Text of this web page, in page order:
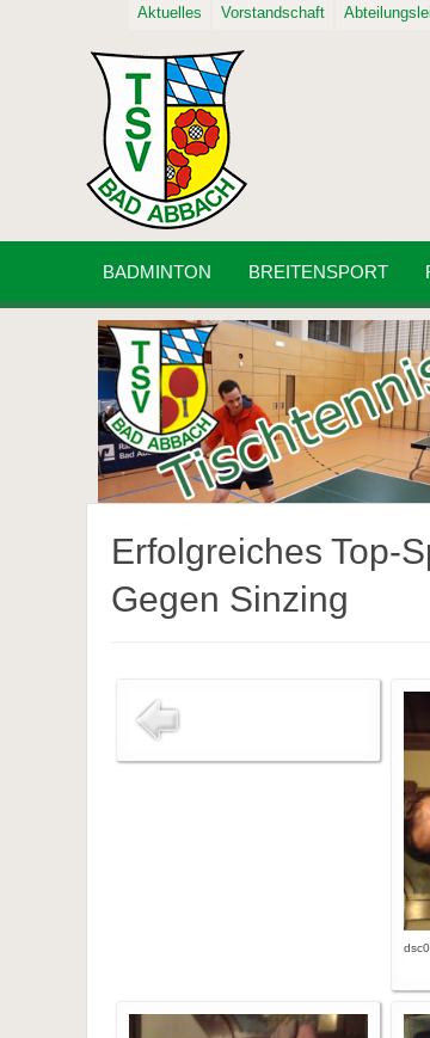
Aktuelles Vorstandschaft
BADMINTON BREITENSPORT
Erfolgreiches Top-
Gegen Sinzing